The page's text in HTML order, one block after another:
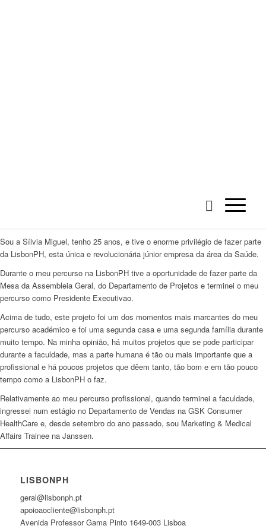
Sou a Sílvia Miguel, tenho 25 anos, e tive o enorme privilégio de fazer parte
da LisbonPH, esta única e revolucionária júnior empresa da área da Saúde.
Durante o meu percurso na LisbonPH tive a oportunidade de fazer parte da
Mesa da Assembleia Geral, do Departamento de Projetos e terminei o meu
percurso como Presidente Executivao.
Acima de tudo, este projeto foi um dos momentos mais marcantes do meu
percurso académico e foi uma segunda casa e uma segunda família durante
muito tempo. Na minha opinião, há muitos projetos que se pode participar
durante a faculdade, mas a parte humana é tão ou mais importante que a
profissional e há poucos projetos que dêem tanto, tão bom e em tão pouco
tempo como a LisbonPH o faz.
Relativamente ao meu percurso profissional, quando terminei a faculdade,
ingressei num estágio no Departamento de Vendas na GSK Consumer
HealthCare e, desde setembro do ano passado, sou Marketing & Medical
Affairs Trainee na Janssen.
LISBONPH
geral@lisbonph.pt
apoioaocliente@lisbonph.pt
Avenida Professor Gama Pinto 1649-003 Lisboa